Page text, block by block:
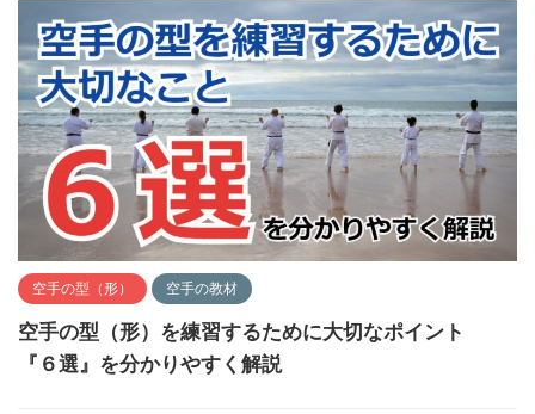
空手の型（形） 空手の教材
空手の型（形）を練習するために大切なポイント
『６選』を分かりやすく解説